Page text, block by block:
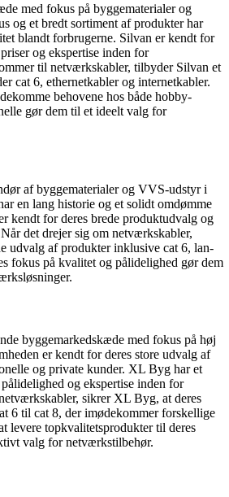
med fokus på byggematerialer og
og et bredt sortiment af produkter har
blandt forbrugerne. Silvan er kendt for
og ekspertise inden for
til netværkskabler, tilbyder Silvan et
cat 6, ethernetkabler og internetkabler.
behovene hos både hobby-
gør dem til et ideelt valg for
af byggematerialer og VVS-udstyr i
en lang historie og et solidt omdømme
kendt for deres brede produktudvalg og
det drejer sig om netværkskabler,
udvalg af produkter inklusive cat 6, lan-
fokus på kvalitet og pålidelighed gør dem
byggemarkedskæde med fokus på høj
er kendt for deres store udvalg af
og private kunder. XL Byg har et
og ekspertise inden for
sikrer XL Byg, at deres
6 til cat 8, der imødekommer forskellige
levere topkvalitetsprodukter til deres
valg for netværkstilbehør.